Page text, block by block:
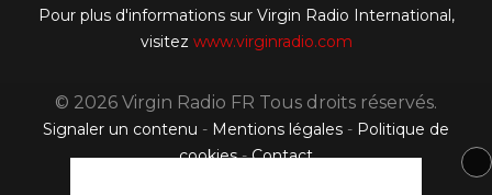
Pour plus d'informations sur Virgin Radio International,
visitez www.virginradio.com
© 2026 Virgin Radio FR Tous droits réservés.
Signaler un contenu - Mentions légales - Politique de
cookies-Contact